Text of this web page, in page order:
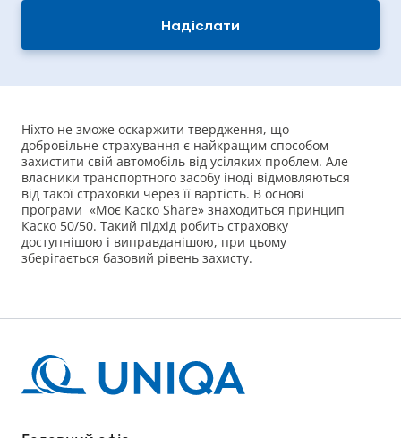
Надіслати
Ніхто не зможе оскаржити твердження, що
добровільне страхування є найкращим способом
захистити свій автомобіль від усіляких проблем. Але
власники транспортного засобу іноді відмовляються
від такої страховки через її вартість. В основі
програми «Моє Каско Share» знаходиться принцип
Каско 50/50. Такий підхід робить страховку
доступнішою і виправданішою, при цьому
зберігається базовий рівень захисту.
програму
які хочуть захистити свій автомобіль, але шукають
при цьому вигідні умови страхування. «Моє Каско
Share» дозволяє при оформленні договору заплатити